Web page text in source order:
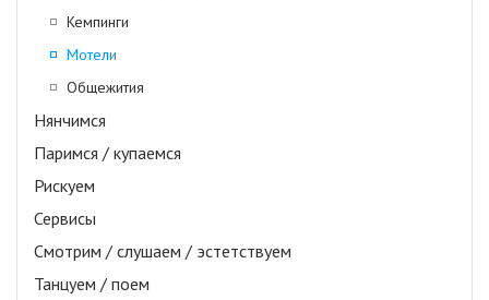
Кемпинги
Мотели
Общежития
Нянчимся
Паримся / купаемся
Рискуем
Сервисы
Смотрим / слушаем / эстетствуем
Танцуем / поем